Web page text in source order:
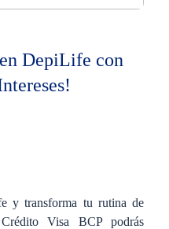
DepiLife con
y transforma tu rutina de
Visa BCP podrás